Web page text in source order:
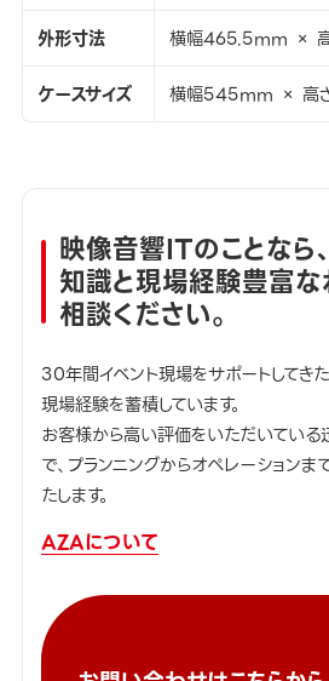
外形寸法
横幅465.5mm ×
ケースサイズ
横幅545mm × 高
映像音響ITのことなら、
知識と現場経験豊富な
相談ください。
30年間イベント現場をサポートしてき
現場経験を蓄積しています。
お客様から高い評価をいただいてい
で、プランニングからオペレーション
たします。
AZAについて